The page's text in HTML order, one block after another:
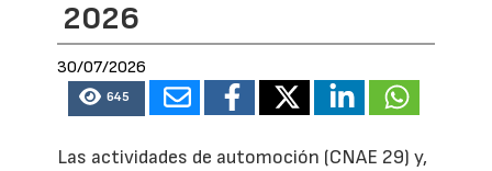
2026
30/07/2026
645
Las actividades de automoción (CNAE 29) y,